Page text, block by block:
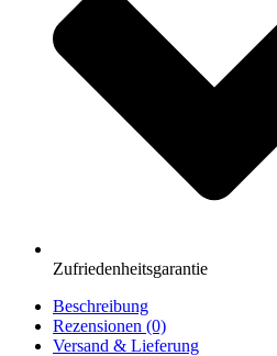
Zufriedenheitsgarantie
Beschreibung
Rezensionen (0)
Versand & Lieferung